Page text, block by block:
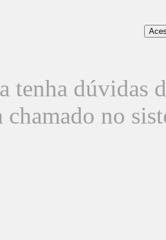
tenha dúvidas
chamado no